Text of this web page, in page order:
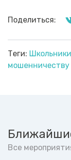
Поделиться:
Теги:
мошенничеству
Все